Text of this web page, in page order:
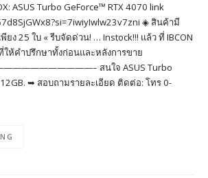
ASUS Turbo GeForce™ RTX 4070 link
◈ สินค้ามี
ยง 25 ใบ « รีบจัดด่วน! … Instock!!! แล้ว ที่ IBCON
ให้คำปรึกษาทั้งก่อนและหลังการขาย
สนใจ ASUS Turbo
➥ สอบถามรายละเอียด ติดต่อ: โทร 0-